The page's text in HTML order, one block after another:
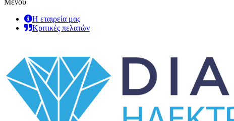
Μενού
Η εταιρεία μας
Κριτικές πελατών